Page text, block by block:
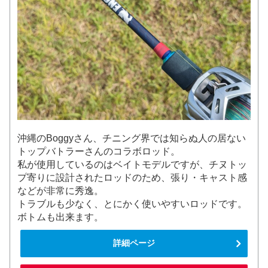
沖縄のBoggyさん、チニング界では知らぬ人の居ない
トップバトラーさんのコラボロッド。
私が使用しているのはベイトモデルですが、チヌトッ
プ寄りに設計されたロッドのため、張り・キャスト感
などが非常に秀逸。
トラブルも少なく、とにかく使いやすいロッドです。
ボトムも出来ます。
詳細ページ